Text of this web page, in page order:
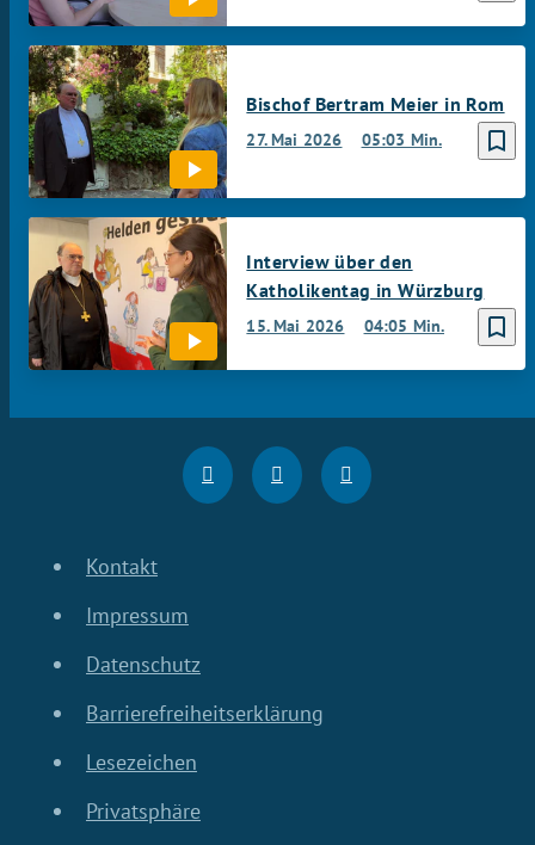
bookmark_border
27. Mai 2026 05:03 Min.
Bischof Bertram Meier in Rom
bookmark_border
15. Mai 2026 04:05 Min.
Interview über den
Katholikentag in Würzburg
Kontakt
Impressum
Datenschutz
Barrierefreiheitserklärung
Lesezeichen
Privatsphäre